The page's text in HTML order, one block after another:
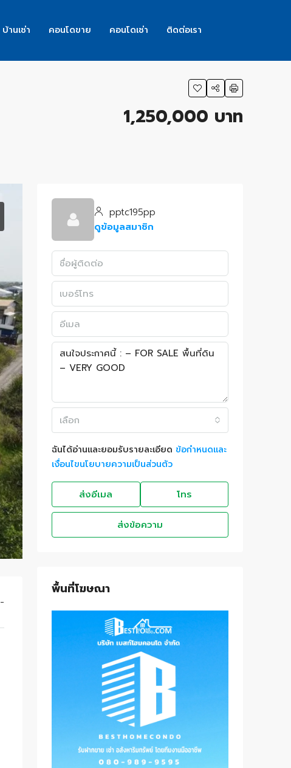
บ้านเช่า คอนโดขาย คอนโดเช่า ติดต่อเรา
1,250,000 บาท
-
pptc195pp
ดูข้อมูลสมาชิก
เลือก
ฉันได้อ่านและยอมรับรายละเอียด ข้อกำหนดและ
เงื่อนไขนโยบายความเป็นส่วนตัว
ส่งอีเมล โทร
ส่งข้อความ
พื้นที่โฆษณา